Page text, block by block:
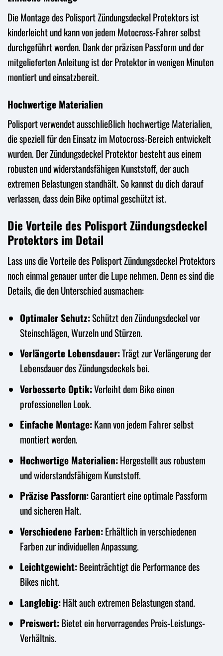
Die Montage des Polisport Zündungsdeckel Protektors ist
kinderleicht und kann von jedem Motocross-Fahrer selbst
durchgeführt werden. Dank der präzisen Passform und der
mitgelieferten Anleitung ist der Protektor in wenigen Minuten
montiert und einsatzbereit.
Hochwertige Materialien
Polisport verwendet ausschließlich hochwertige Materialien,
die speziell für den Einsatz im Motocross-Bereich entwickelt
wurden. Der Zündungsdeckel Protektor besteht aus einem
robusten und widerstandsfähigen Kunststoff, der auch
extremen Belastungen standhält. So kannst du dich darauf
verlassen, dass dein Bike optimal geschützt ist.
Die Vorteile des Polisport Zündungsdeckel
Protektors im Detail
Lass uns die Vorteile des Polisport Zündungsdeckel Protektors
noch einmal genauer unter die Lupe nehmen. Denn es sind die
Details, die den Unterschied ausmachen:
Optimaler Schutz:Schützt den Zündungsdeckel vor
Steinschlägen, Wurzeln und Stürzen.
Verlängerte Lebensdauer:Trägt zur Verlängerung der
Lebensdauer des Zündungsdeckels bei.
Verbesserte Optik:Verleiht dem Bike einen
professionellen Look.
Einfache Montage:Kann von jedem Fahrer selbst
montiert werden.
Hochwertige Materialien:Hergestellt aus robustem
und widerstandsfähigem Kunststoff.
Präzise Passform:Garantiert eine optimale Passform
und sicheren Halt.
Verschiedene Farben:Erhältlich in verschiedenen
Farben zur individuellen Anpassung.
Leichtgewicht:Beeinträchtigt die Performance des
Bikes nicht.
Langlebig:Hält auch extremen Belastungen stand.
Preiswert:Bietet ein hervorragendes Preis-Leistungs-
Verhältnis.